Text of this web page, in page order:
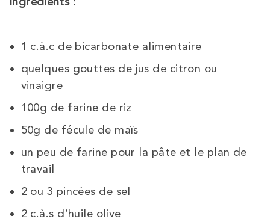
1 c.à.c de bicarbonate alimentaire
quelques gouttes de jus de citron ou
vinaigre
100g de farine de riz
50g de fécule de maïs
un peu de farine pour la pâte et le plan de
travail
2 ou 3 pincées de sel
2 c.à.s d’huile olive